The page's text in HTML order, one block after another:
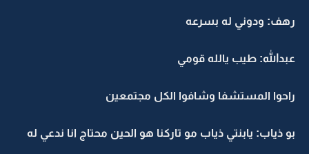
رهف: ودوني له بسرعه
عبدالله: طيب يالله قومي
راحوا المستشفا وشافوا الكل مجتمعين
بو ذياب: يابنتي ذياب مو تاركنا هو الحين محتاج انا ندعي له